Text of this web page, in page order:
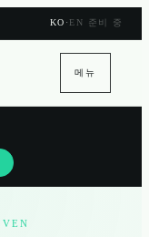
KO · EN 준비 중
메뉴